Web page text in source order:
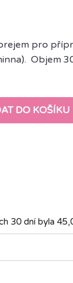
pro
Objem
DO KOŠÍKU
30 dní byla